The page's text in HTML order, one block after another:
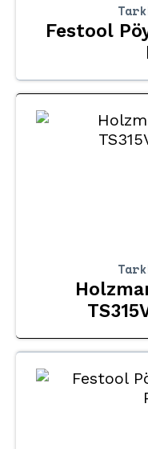
Festool